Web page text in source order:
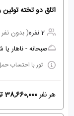
اتاق دو تخته توئین
2 نفره
( بدون
صبحانه - ناهار یا
تور با احتساب
هر نفر38,660,000 تومان